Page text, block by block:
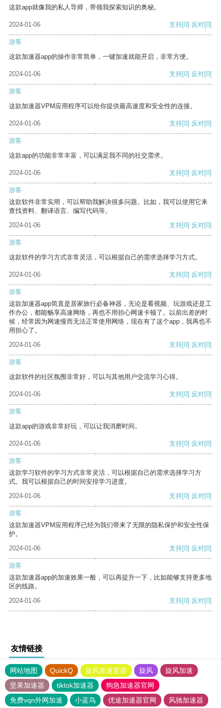
这款app就像我的私人导师，带领我探索知识的奥秘。
2024-01-06 支持[0] 反对[0]
游客
这款加速器app的操作非常简单，一键加速就能开启，非常方便。
2024-01-06 支持[0] 反对[0]
游客
这款加速器VPM应用程序可以给你提供最高速度和安全性的连接。
2024-01-06 支持[0] 反对[0]
游客
这款app的功能非常丰富，可以满足我不同的社交需求。
2024-01-06 支持[0] 反对[0]
游客
这款软件非常实用，可以帮助我解决很多问题。比如，我可以使用它来
查找资料、翻译语言、编写代码等。
2024-01-06
支持[0] 反对[0]
游客
这款软件的学习方式非常灵活，可以根据自己的需求选择学习方式。
2024-01-06 支持[0] 反对[0]
游客
这款加速器app简直是居家旅行必备神器，无论是看视频、玩游戏还是工
作办公，都能畅享高速网络，再也不用担心网速卡顿了。以前出差的时
候，经常因为网速慢而无法正常使用网络，现在有了这个app，我再也不
用担心了。
2024-01-06
支持[0] 反对[0]
游客
这款软件的社区氛围非常好，可以与其他用户交流学习心得。
2024-01-06 支持[0] 反对[0]
游客
这款app的游戏非常好玩，可以让我消磨时间。
2024-01-06 支持[0] 反对[0]
游客
这款学习软件的学习方式非常灵活，可以根据自己的需求选择学习方
式。我可以根据自己的时间安排学习进度。
2024-01-06
支持[0] 反对[0]
游客
这款加速器VPM应用程序已经为我们带来了无限的隐私保护和安全性保
护。
2024-01-06
支持[0] 反对[0]
游客
这款加速器app的加速效果一般，可以再提升一下，比如能够支持更多地
区的线路。
2024-01-06
支持[0] 反对[0]
友情链接
网站地图 QuickQ 旋风加速度器 旋风
旋风加速
坚果加速器
tiktok加速器
狗急加速器官网
免费vqn外网加速
小蓝鸟 优途加速器官网 风驰加速器